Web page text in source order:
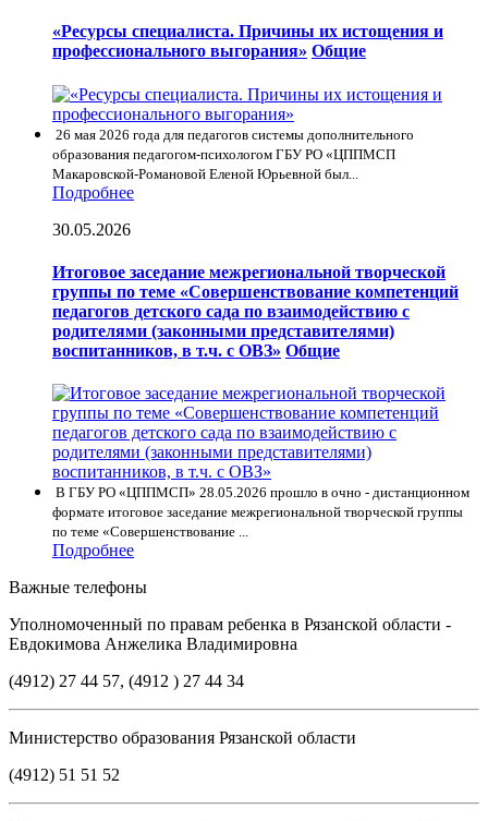
«Ресурсы специалиста. Причины их истощения и
профессионального выгорания» Общие
26 мая 2026 года для педагогов системы дополнительного
образования педагогом-психологом ГБУ РО «ЦППМСП
Макаровской-Романовой Еленой Юрьевной был...
Подробнее
30.05.2026
Итоговое заседание межрегиональной творческой
группы по теме «Совершенствование компетенций
педагогов детского сада по взаимодействию с
родителями (законными представителями)
воспитанников, в т.ч. с ОВЗ» Общие
В ГБУ РО «ЦППМСП» 28.05.2026 прошло в очно - дистанционном
формате итоговое заседание межрегиональной творческой группы
по теме «Совершенствование ...
Подробнее
Важные телефоны
Уполномоченный по правам ребенка в Рязанской области -
Евдокимова Анжелика Владимировна
(4912) 27 44 57, (4912 ) 27 44 34
Министерство образования Рязанской области
(4912) 51 51 52